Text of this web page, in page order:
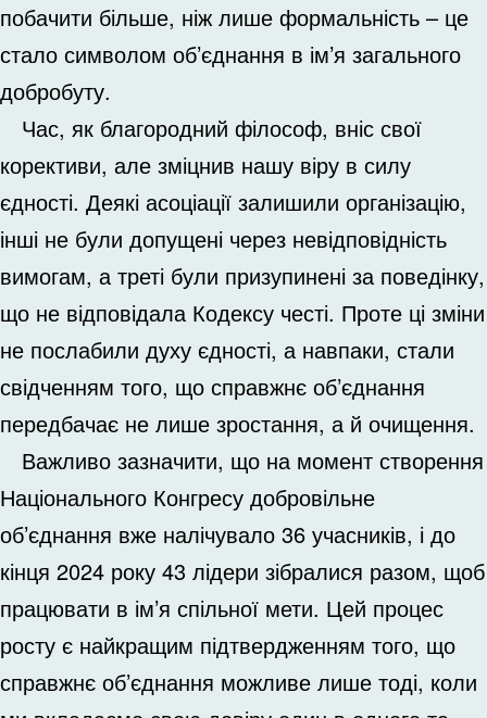
побачити більше, ніж лише формальність – це
стало символом об’єднання в ім’я загального
добробуту.
Час, як благородний філософ, вніс свої
корективи, але зміцнив нашу віру в силу
єдності. Деякі асоціації залишили організацію,
інші не були допущені через невідповідність
вимогам, а треті були призупинені за поведінку,
що не відповідала Кодексу честі. Проте ці зміни
не послабили духу єдності, а навпаки, стали
свідченням того, що справжнє об’єднання
передбачає не лише зростання, а й очищення.
Важливо зазначити, що на момент створення
Національного Конгресу добровільне
об’єднання вже налічувало 36 учасників, і до
кінця 2024 року 43 лідери зібралися разом, щоб
працювати в ім’я спільної мети. Цей процес
росту є найкращим підтвердженням того, що
справжнє об’єднання можливе лише тоді, коли